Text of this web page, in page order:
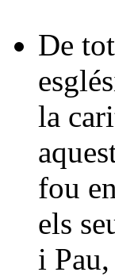
De
la
fou
els
i